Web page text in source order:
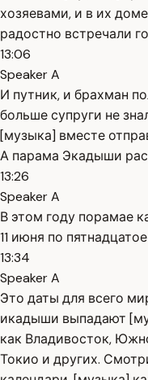
хозяевами, и в их
радостно встречали
13:06
Speaker A
И путник, и брахман
больше супруги не
[музыка] вместе
А парама Экадыши
13:26
Speaker A
В этом году порамае
11 июня по
13:34
Speaker A
Это даты для всего
икадыши выпадают
как Владивосток,
Токио и других.